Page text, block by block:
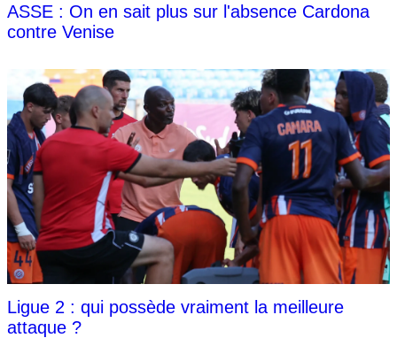
ASSE : On en sait plus sur l'absence Cardona
contre Venise
Ligue 2 : qui possède vraiment la meilleure
attaque ?